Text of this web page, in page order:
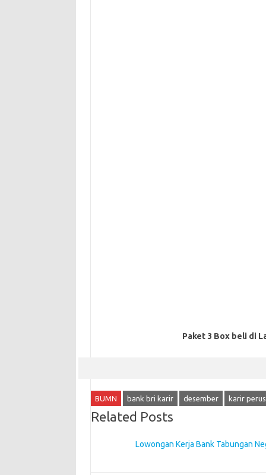
Paket 3 Box beli di
BUMN bank bri karir desember karir
Related Posts
Lowongan Kerja Bank Tabungan